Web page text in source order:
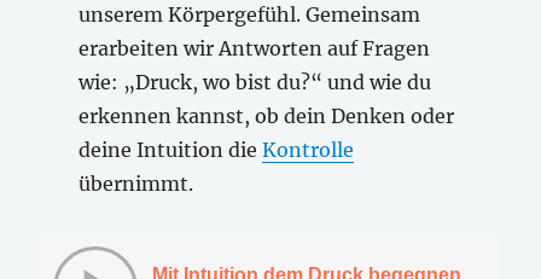
unserem Körpergefühl. Gemeinsam
erarbeiten wir Antworten auf Fragen
wie: „Druck, wo bist du?“ und wie du
erkennen kannst, ob dein Denken oder
deine Intuition die Kontrolle
übernimmt.